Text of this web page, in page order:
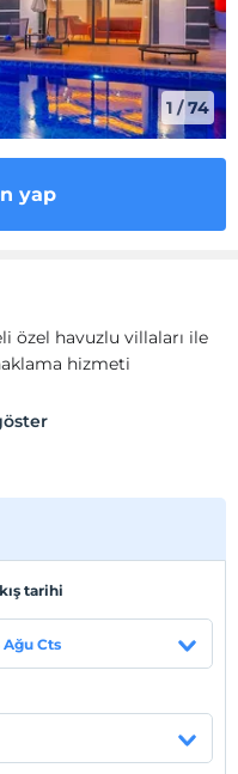
1 /74
yap
özel havuzlu villaları ile
hizmeti
mutfak, mutfak araç
tarihi
Ağu Cts